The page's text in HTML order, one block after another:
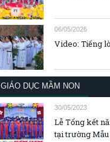
06/05/2026
Video: Tiếng
GIÁO DỤC MẦM NON
30/05/2023
Lễ Tổng kết
tại trường